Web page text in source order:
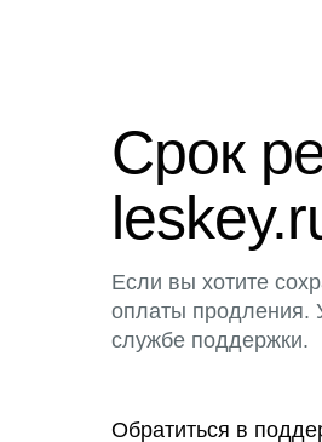
Срок
Если вы хотите
оплаты продления.
службе поддержки.
Обратиться в